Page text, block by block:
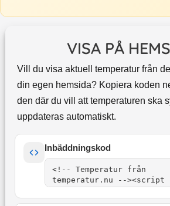
VISA PÅ
Vill du visa aktuell temperatur från
din egen hemsida? Kopiera koden
den där du vill att temperaturen ska
uppdateras automatiskt.
Inbäddningskod